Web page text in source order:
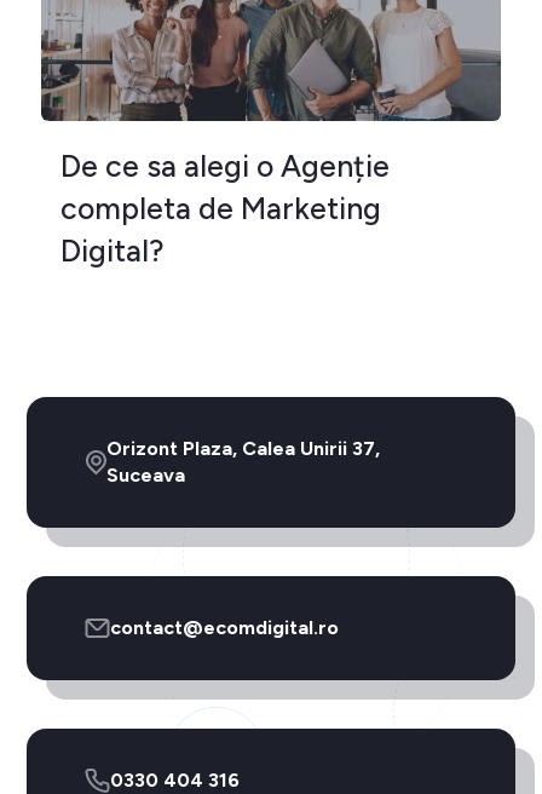
De ce sa alegi o Agenție
completa de Marketing
Digital?
Orizont Plaza, Calea Unirii 37,
Suceava
contact@ecomdigital.ro
0330 404 316